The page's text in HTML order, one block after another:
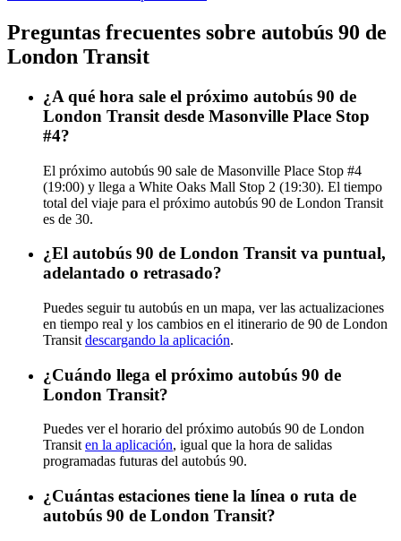
Preguntas frecuentes sobre autobús 90 de
London Transit
¿A qué hora sale el próximo autobús 90 de
London Transit desde Masonville Place Stop
#4?
El próximo autobús 90 sale de Masonville Place Stop #4
(19:00) y llega a White Oaks Mall Stop 2 (19:30). El tiempo
total del viaje para el próximo autobús 90 de London Transit
es de 30.
¿El autobús 90 de London Transit va puntual,
adelantado o retrasado?
Puedes seguir tu autobús en un mapa, ver las actualizaciones
en tiempo real y los cambios en el itinerario de 90 de London
Transit descargando la aplicación.
¿Cuándo llega el próximo autobús 90 de
London Transit?
Puedes ver el horario del próximo autobús 90 de London
Transit en la aplicación, igual que la hora de salidas
programadas futuras del autobús 90.
¿Cuántas estaciones tiene la línea o ruta de
autobús 90 de London Transit?